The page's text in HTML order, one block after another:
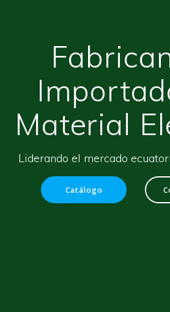
Material
Liderando el mercado
Catálogo